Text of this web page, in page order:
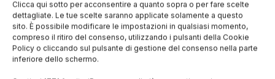
Clicca qui sotto per acconsentire a quanto sopra o per fare scelte
dettagliate. Le tue scelte saranno applicate solamente a questo
sito. È possibile modificare le impostazioni in qualsiasi momento,
compreso il ritiro del consenso, utilizzando i pulsanti della Cookie
Policy o cliccando sul pulsante di gestione del consenso nella parte
inferiore dello schermo.
produzione grazie alla versatilità e alla
produttività esclusive della soluzione Stratasys
3DFashion, che include la stampante 3D J850
TechStyle, il software di gestione del flusso di